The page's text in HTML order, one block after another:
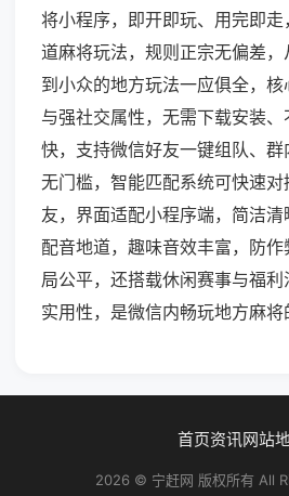
将小程序，即开即玩、用完即
道麻将玩法，规则正宗无偏差
到小众的地方玩法一应俱全，
与强社交属性，无需下载安装
快，支持微信好友一键组队、
无门槛，智能匹配系统可快速
友，界面适配小程序端，简洁
配音地道，趣味音效丰富，防
局公平，还搭载休闲赛事与福
实用性，是微信内畅玩地方麻将
首页资讯网站
2026 © 宁赶网 版权所有 All